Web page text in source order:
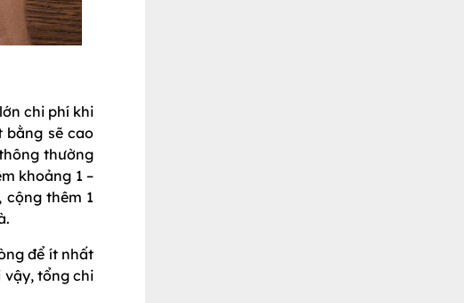
chi phí khi
bằng sẽ cao
thường
khoảng 1 –
thêm 1
để ít nhất
vậy, tổng chi